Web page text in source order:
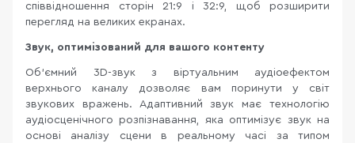
співвідношення сторін 21:9 і 32:9, щоб розширити
перегляд на великих екранах.
Звук, оптимізований для вашого контенту
Об'ємний 3D-звук з віртуальним аудіоефектом
верхнього каналу дозволяє вам поринути у світ
звукових вражень. Адаптивний звук має технологію
аудіосценічного розпізнавання, яка оптимізує звук на
основі аналізу сцени в реальному часі за типом